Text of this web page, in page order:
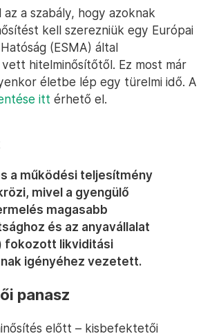
a szabály, hogy azoknak
kell szerezniük egy Európai
(ESMA) által
hitelminősítőtől. Ez most már
életbe lép egy türelmi idő. A
itt érhető el.
a működési teljesítmény
mivel a gyengülő
magasabb
és az anyavállalat
fokozott likviditási
igényéhez vezetett.
panasz
előtt – kisbefektetői